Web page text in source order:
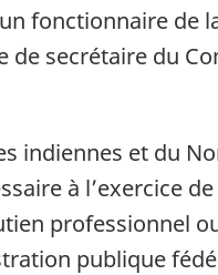
fonctionnaire de
de secrétaire du
indiennes et du
à l’exercice
professionnel
publique